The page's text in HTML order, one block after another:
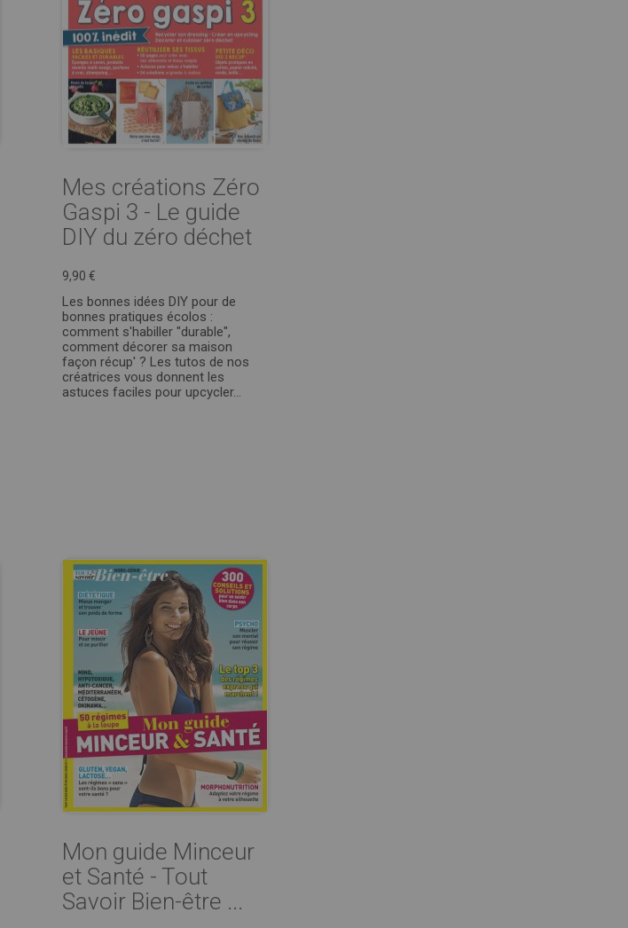
Mes créations Zéro
Gaspi 3 - Le guide
DIY du zéro déchet
9,90 €
Les bonnes idées DIY pour de
bonnes pratiques écolos :
comment s'habiller "durable",
comment décorer sa maison
façon récup' ? Les tutos de nos
créatrices vous donnent les
astuces faciles pour upcycler...
Mon guide Minceur
et Santé - Tout
Savoir Bien-être ...